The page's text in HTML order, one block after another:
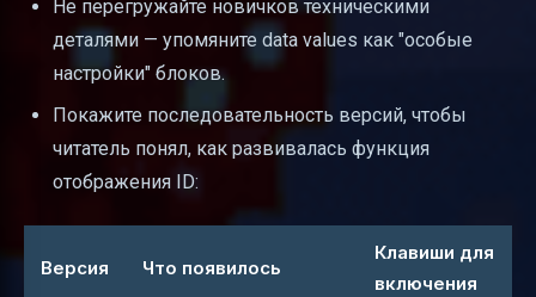
Не перегружайте новичков техническими
деталями — упомяните data values как "особые
настройки" блоков.
Покажите последовательность версий, чтобы
читатель понял, как развивалась функция
отображения ID:
Версия Что появилось
Клавиши для
включения